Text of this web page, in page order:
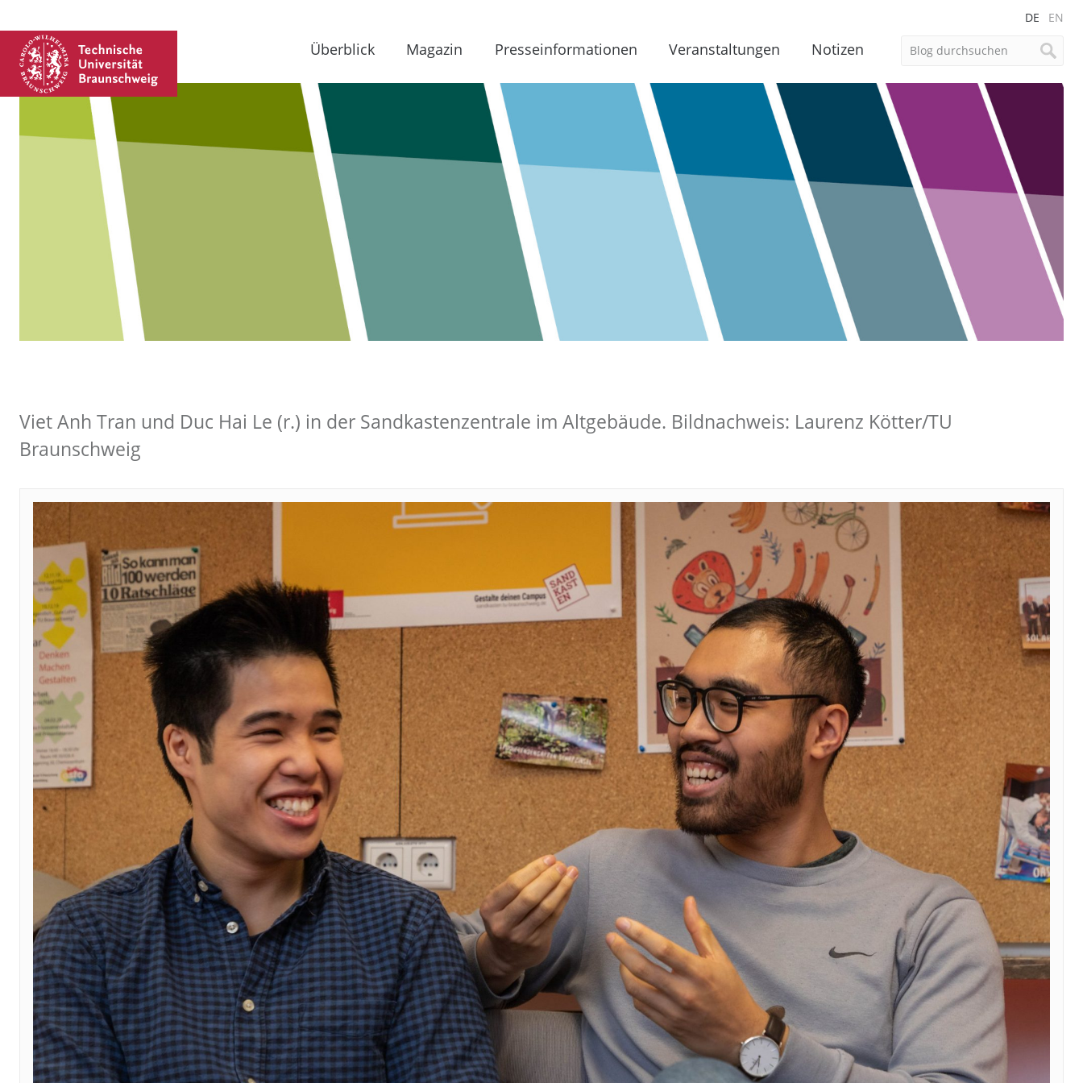
DE EN
Überblick Magazin Presseinformationen Veranstaltungen Notizen
Viet Anh Tran und Duc Hai Le (r.) in der Sandkastenzentrale im Altgebäude. Bildnachweis: Laurenz Kötter/TU
Braunschweig